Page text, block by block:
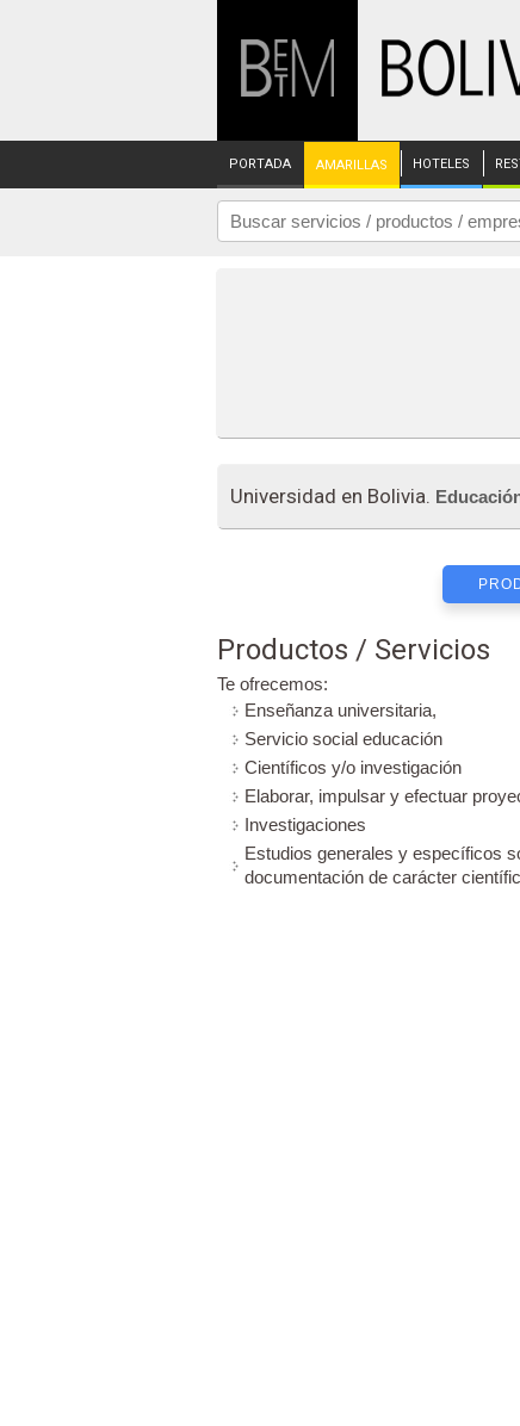
PORTADA AMARILLAS HOTELES
Universidad en Bolivia.
Productos / Servicios
Te ofrecemos:
Enseñanza universitaria,
Servicio social educación
Científicos y/o investigación
Elaborar, impulsar y efectuar
Investigaciones
Estudios generales y específicos
documentación de carácter